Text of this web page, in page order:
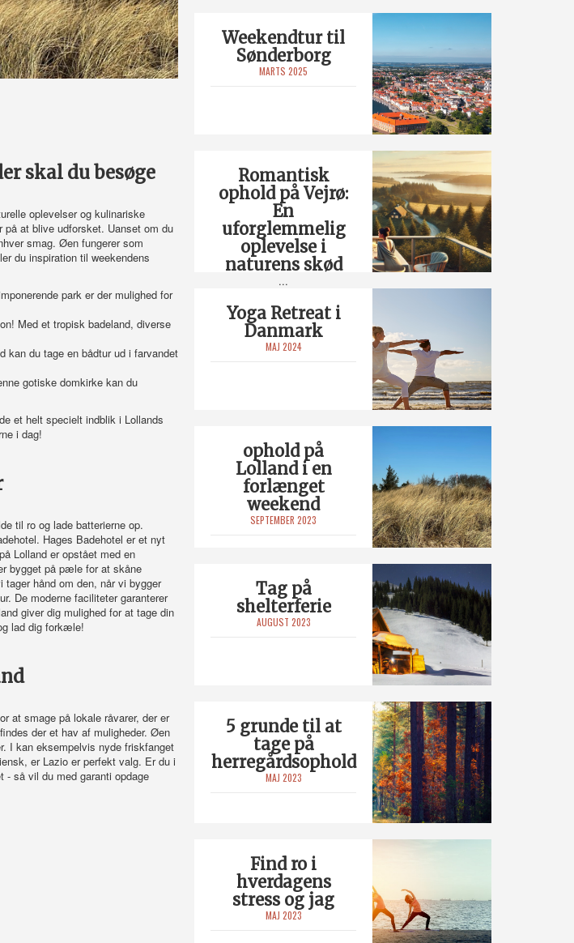
skal du besøge
oplevelser og kulinariske
på at blive udforsket. Uanset om du
smag. Øen fungerer som
du inspiration til weekendens
park er der mulighed for
Med et tropisk badeland, diverse
kan du tage en bådtur ud i farvandet
gotiske domkirke kan du
et helt specielt indblik i Lollands
i dag!
til ro og lade batterierne op.
Hages Badehotel er et nyt
Lolland er opstået med en
bygget på pæle for at skåne
hånd om den, når vi bygger
De moderne faciliteter garanterer
giver dig mulighed for at tage din
lad dig forkæle!
at smage på lokale råvarer, der er
der et hav af muligheder. Øen
I kan eksempelvis nyde friskfanget
er Lazio er perfekt valg. Er du i
så vil du med garanti opdage
Weekendtur til
Sønderborg
MARTS 2025
Romantisk
ophold på Vejrø:
En
uforglemmelig
oplevelse i
naturens skød
...
Yoga Retreat i
Danmark
MAJ 2024
ophold på
Lolland i en
forlænget
weekend
SEPTEMBER 2023
Tag på
shelterferie
AUGUST 2023
5 grunde til at
tage på
herregårdsophold
MAJ 2023
Find ro i
hverdagens
stress og jag
MAJ 2023